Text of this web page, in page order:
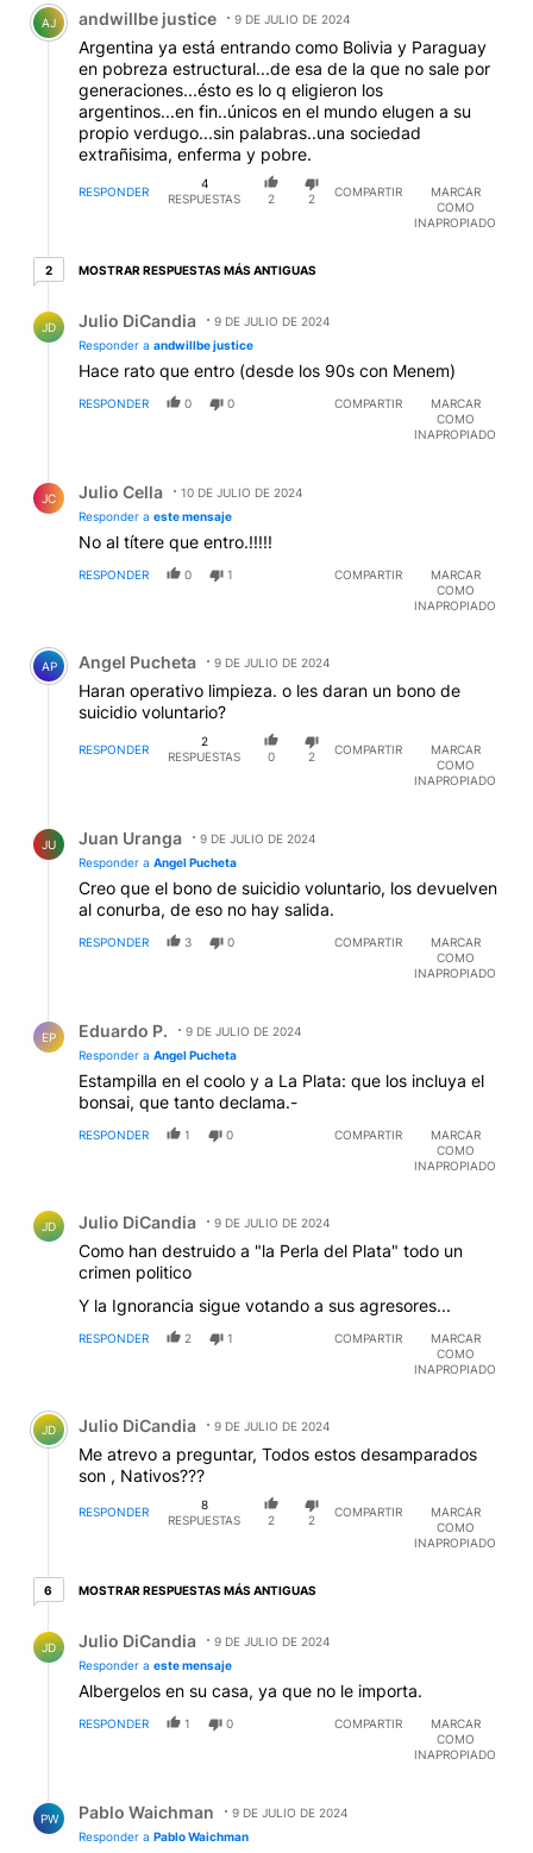
AJ andwillbe justice 9 DE JULIO DE 2024
Argentina ya está entrando como Bolivia y Paraguay
en pobreza estructural...de esa de la que no sale por
generaciones...ésto es lo q eligieron los
argentinos...en fin..únicos en el mundo elugen a su
propio verdugo...sin palabras..una sociedad
extrañisima, enferma y pobre.
RESPONDER
4
RESPUESTAS
2 2
COMPARTIR
MARCAR
COMO
INAPROPIADO
22 respuestas más antiguas
MOSTRAR RESPUESTAS MÁS ANTIGUAS
JD Julio DiCandia
9 DE JULIO DE 2024
Responder a andwillbe justice
Hace rato que entro (desde los 90s con Menem)
RESPONDER 0 0 COMPARTIR
MARCAR
COMO
INAPROPIADO
JC Julio Cella
10 DE JULIO DE 2024
Responder a este mensaje
No al títere que entro.!!!!!
RESPONDER 0 1 COMPARTIR
MARCAR
COMO
INAPROPIADO
Comentario de Angel Pucheta.
AP Angel Pucheta 9 DE JULIO DE 2024
Haran operativo limpieza. o les daran un bono de
suicidio voluntario?
RESPONDER
2
RESPUESTAS
0 2
COMPARTIR
MARCAR
COMO
INAPROPIADO
JU Juan Uranga
9 DE JULIO DE 2024
Responder a Angel Pucheta
Creo que el bono de suicidio voluntario, los devuelven
al conurba, de eso no hay salida.
RESPONDER 3 0 COMPARTIR
MARCAR
COMO
INAPROPIADO
EP Eduardo P.
9 DE JULIO DE 2024
Responder a Angel Pucheta
Estampilla en el coolo y a La Plata: que los incluya el
bonsai, que tanto declama.-
RESPONDER 1 0 COMPARTIR
MARCAR
COMO
INAPROPIADO
JD Julio DiCandia 9 DE JULIO DE 2024
Como han destruido a "la Perla del Plata" todo un
crimen politico
Y la Ignorancia sigue votando a sus agresores...
RESPONDER 2 1 COMPARTIR
MARCAR
COMO
INAPROPIADO
Comentario de Julio DiCandia.
JD Julio DiCandia 9 DE JULIO DE 2024
Me atrevo a preguntar, Todos estos desamparados
son , Nativos???
RESPONDER
8
RESPUESTAS
2 2
COMPARTIR
MARCAR
COMO
INAPROPIADO
66 respuestas más antiguas
MOSTRAR RESPUESTAS MÁS ANTIGUAS
JD Julio DiCandia
9 DE JULIO DE 2024
Responder a este mensaje
Albergelos en su casa, ya que no le importa.
RESPONDER 1 0 COMPARTIR
MARCAR
COMO
INAPROPIADO
PW Pablo Waichman
9 DE JULIO DE 2024
Responder a Pablo Waichman